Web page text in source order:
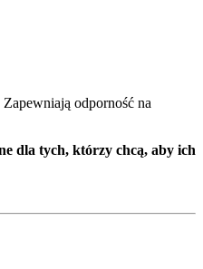
Zapewniają odporność na
dla tych, którzy chcą, aby ich